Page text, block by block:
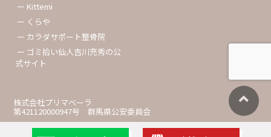
ー Kittemi
ー くらや
ー カラダサポート整骨院
ー ゴミ拾い仙人吉川充秀の公
式サイト
株式会社プリマベーラ
第421120000947号 群馬県公安委員会